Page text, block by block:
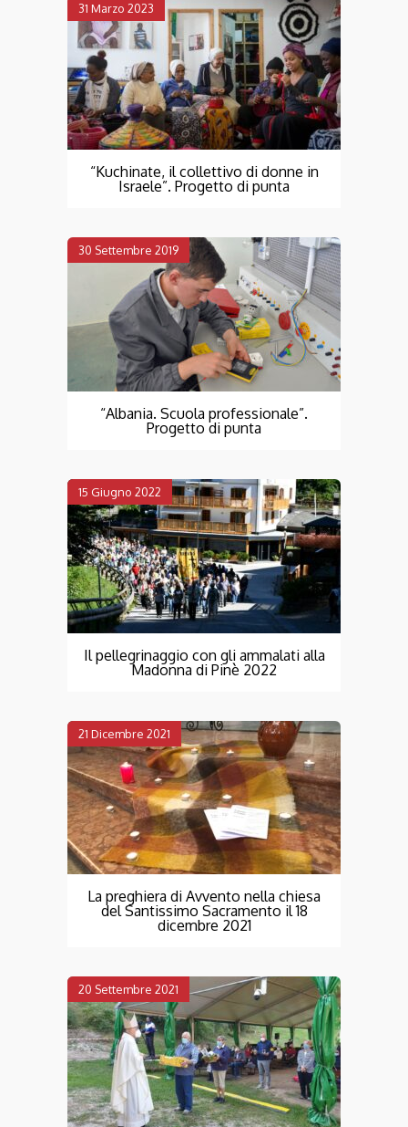
31 Marzo 2023
“Kuchinate, il collettivo di donne in
Israele”. Progetto di punta
30 Settembre 2019
“Albania. Scuola professionale”.
Progetto di punta
15 Giugno 2022
Il pellegrinaggio con gli ammalati alla
Madonna di Pinè 2022
21 Dicembre 2021
La preghiera di Avvento nella chiesa
del Santissimo Sacramento il 18
dicembre 2021
20 Settembre 2021